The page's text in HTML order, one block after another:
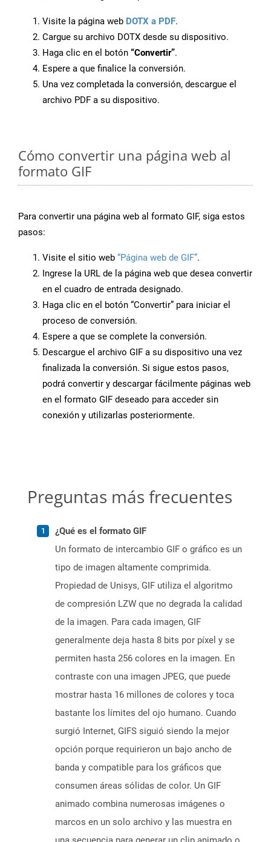
Visite la página web DOTX a PDF.
Cargue su archivo DOTX desde su dispositivo.
Haga clic en el botón “Convertir”.
Espere a que finalice la conversión.
Una vez completada la conversión, descargue el
archivo PDF a su dispositivo.
Cómo convertir una página web al
formato GIF
Para convertir una página web al formato GIF, siga estos
pasos:
Visite el sitio web “Página web de GIF”.
Ingrese la URL de la página web que desea convertir
en el cuadro de entrada designado.
Haga clic en el botón “Convertir” para iniciar el
proceso de conversión.
Espere a que se complete la conversión.
Descargue el archivo GIF a su dispositivo una vez
finalizada la conversión. Si sigue estos pasos,
podrá convertir y descargar fácilmente páginas web
en el formato GIF deseado para acceder sin
conexión y utilizarlas posteriormente.
Preguntas más frecuentes
¿Qué es el formato GIF
Un formato de intercambio GIF o gráfico es un
tipo de imagen altamente comprimida.
Propiedad de Unisys, GIF utiliza el algoritmo
de compresión LZW que no degrada la calidad
de la imagen. Para cada imagen, GIF
generalmente deja hasta 8 bits por píxel y se
permiten hasta 256 colores en la imagen. En
contraste con una imagen JPEG, que puede
mostrar hasta 16 millones de colores y toca
bastante los límites del ojo humano. Cuando
surgió Internet, GIFS siguió siendo la mejor
opción porque requirieron un bajo ancho de
banda y compatible para los gráficos que
consumen áreas sólidas de color. Un GIF
animado combina numerosas imágenes o
marcos en un solo archivo y las muestra en